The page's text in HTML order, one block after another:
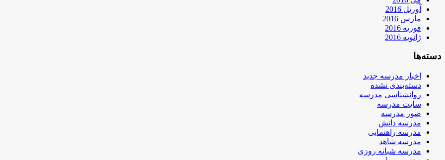
آوریل 2016
مارس 2016
فوریه 2016
ژانویه 2016
دسته‌ها
اخبار مدرسه جدید
دسته‌بندی نشده
روانشناسی مدرسه
سایت مدرسه
صور مدرسه
مدرسه دانش
مدرسه راهنمایی
مدرسه شاهد
مدرسه شبانه روزی